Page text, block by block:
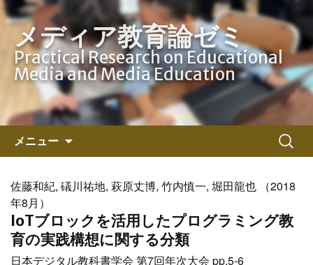
メディア教育論ゼミ
Practical Research on Educational
Media and Media Education
メニュー
ン
へ
ス
キ
検
索:
佐藤和紀, 礒川祐地, 萩原丈博, 竹内慎一, 堀田龍也 （2018
年8月）
IoTブロックを活用したプログラミング教
育の実践構想に関する分類
日本デジタル教科書学会 第7回年次大会 pp.5-6